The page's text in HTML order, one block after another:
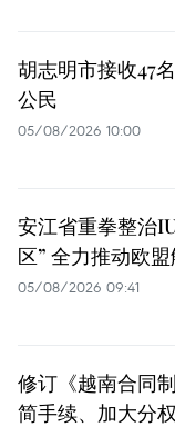
胡志明市接收47
公民
05/08/2026 10:00
安江省重拳整治
区” 全力推动欧
05/08/2026 09:41
修订《越南合同
简手续、加大分